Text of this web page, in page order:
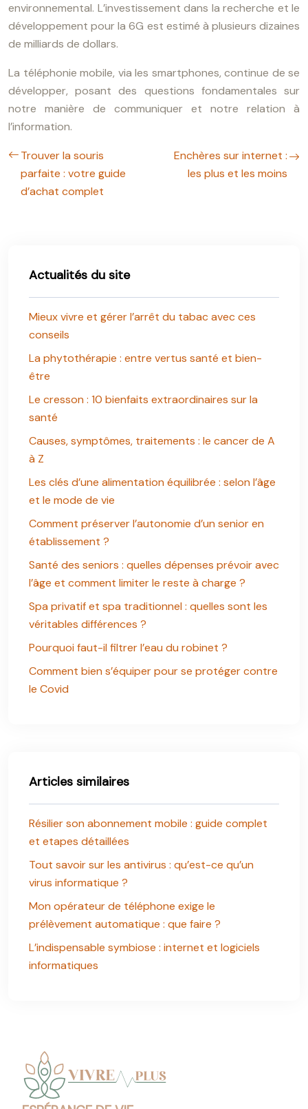
environnemental. L’investissement dans la recherche et le
développement pour la 6G est estimé à plusieurs dizaines
de milliards de dollars.
La téléphonie mobile, via les smartphones, continue de se
développer, posant des questions fondamentales sur
notre manière de communiquer et notre relation à
l’information.
Trouver la souris
parfaite : votre guide
d’achat complet
Enchères sur internet :
les plus et les moins
Actualités du site
Mieux vivre et gérer l’arrêt du tabac avec ces
conseils
La phytothérapie : entre vertus santé et bien-
être
Le cresson : 10 bienfaits extraordinaires sur la
santé
Causes, symptômes, traitements : le cancer de A
à Z
Les clés d’une alimentation équilibrée : selon l’âge
et le mode de vie
Comment préserver l’autonomie d’un senior en
établissement ?
Santé des seniors : quelles dépenses prévoir avec
l’âge et comment limiter le reste à charge ?
Spa privatif et spa traditionnel : quelles sont les
véritables différences ?
Pourquoi faut-il filtrer l’eau du robinet ?
Comment bien s’équiper pour se protéger contre
le Covid
Articles similaires
Résilier son abonnement mobile : guide complet
et etapes détaillées
Tout savoir sur les antivirus : qu’est-ce qu’un
virus informatique ?
Mon opérateur de téléphone exige le
prélèvement automatique : que faire ?
L’indispensable symbiose : internet et logiciels
informatiques